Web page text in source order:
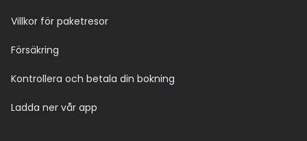
Villkor för paketresor
Försäkring
Kontrollera och betala din bokning
Ladda ner vår app